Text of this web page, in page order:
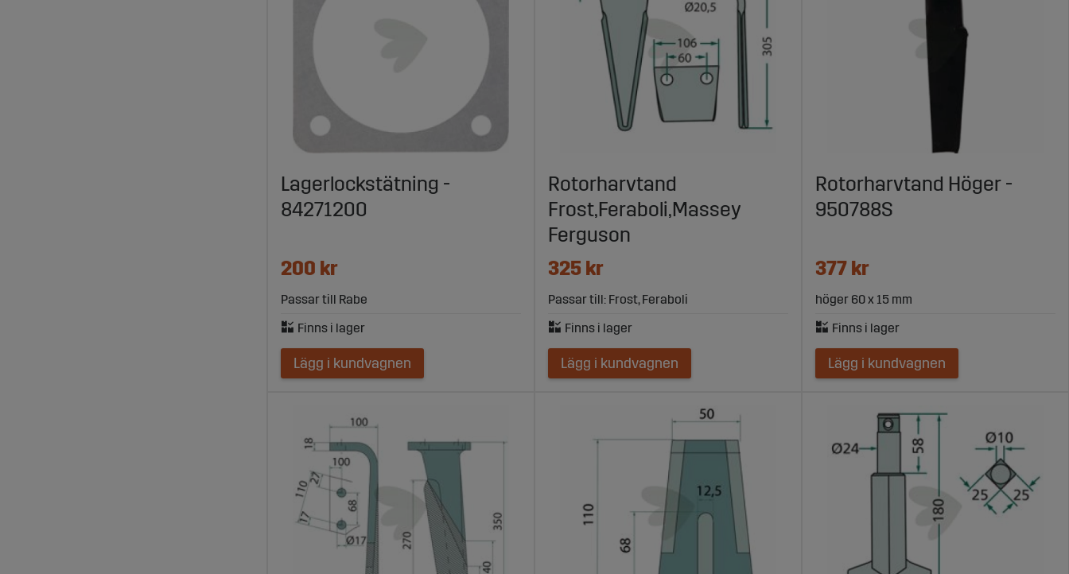
Lagerlockstätning -
84271200
200 kr
Passar till Rabe
Lägg i kundvagnen
Rotorharvtand
Frost,Feraboli,Massey
Ferguson
325 kr
Passar till: Frost, Feraboli
Lägg i kundvagnen
Rotorharvtand Höger -
950788S
377 kr
höger 60 x 15 mm
Lägg i kundvagnen